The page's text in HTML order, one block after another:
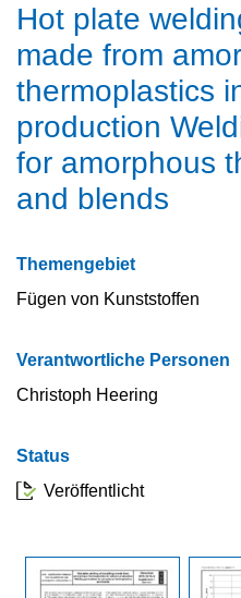
Hot plate
made from
thermoplastics
production
for amorphous
and blends
Themengebiet
Fügen von Kunststoffen
Verantwortliche Personen
Christoph Heering
Status
Veröffentlicht